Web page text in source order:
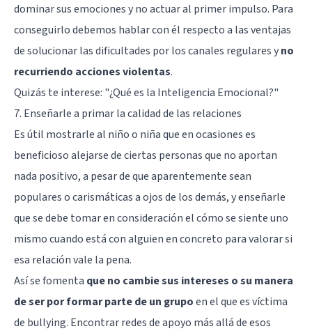
dominar sus emociones y no actuar al primer impulso. Para
conseguirlo debemos hablar con él respecto a las ventajas
de solucionar las dificultades por los canales regulares yno
recurriendo acciones violentas.
Quizás te interese: "¿Qué es la Inteligencia Emocional?"
7. Enseñarle a primar la calidad de las relaciones
Es útil mostrarle al niño o niña que en ocasiones es
beneficioso alejarse de ciertas personas que no aportan
nada positivo, a pesar de que aparentemente sean
populares o carismáticas a ojos de los demás, y enseñarle
que se debe tomar en consideración el cómo se siente uno
mismo cuando está con alguien en concreto para valorar si
esa relación vale la pena.
Así se fomenta que no cambie sus intereses o su manera
de ser por formar parte de un grupoen el que es víctima
de bullying. Encontrar redes de apoyo más allá de esos